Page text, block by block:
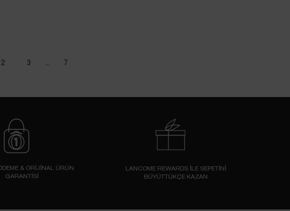
of 7. Current page
2 3 ... 7
& ORİJİNAL ÜRÜN
GARANTİSİ
LANCOME REWARDS İLE SEPETİNİ
BÜYÜTTÜKÇE KAZAN